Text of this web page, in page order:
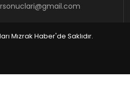
Mızrak Haber'de Saklıdır.